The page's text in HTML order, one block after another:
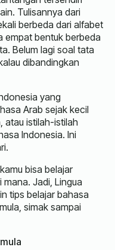
Tulisannya dari
berbeda dari alfabet
empat bentuk berbeda
Belum lagi soal tata
dibandingkan
yang
Arab sejak kecil
atau istilah-istilah
Indonesia. Ini
bisa belajar
Jadi, Lingua
tips belajar bahasa
simak sampai